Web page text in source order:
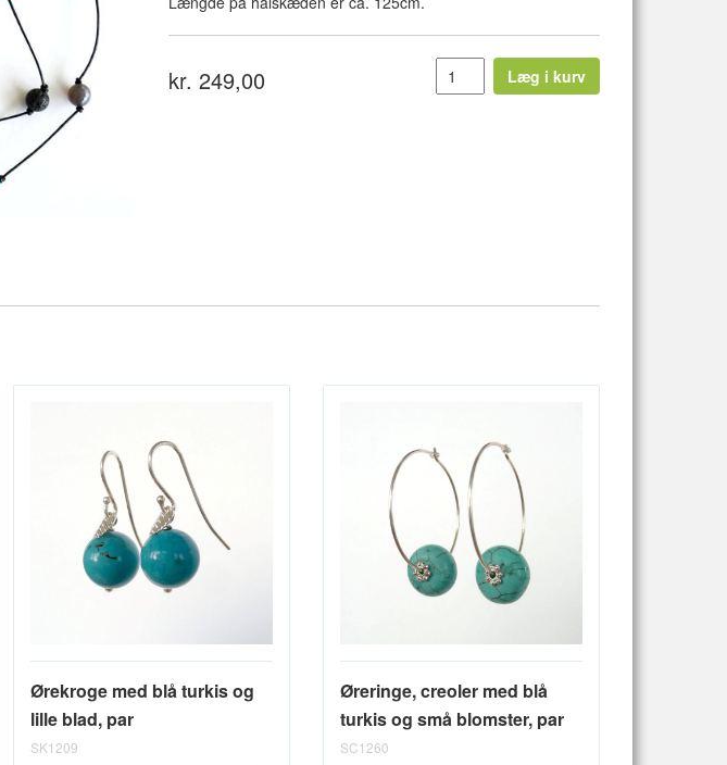
kr. 249,00 Læg i kurv
Ørekroge med blå turkis og
lille blad, par
SK1209
Øreringe, creoler med blå
turkis og små blomster, par
SC1260